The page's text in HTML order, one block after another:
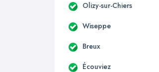
Olizy-sur-Chiers
Wiseppe
Breux
Écouviez